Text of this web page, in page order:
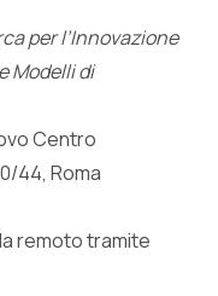
per l’Innovazione
Modelli di
Centro
44, Roma
remoto tramite